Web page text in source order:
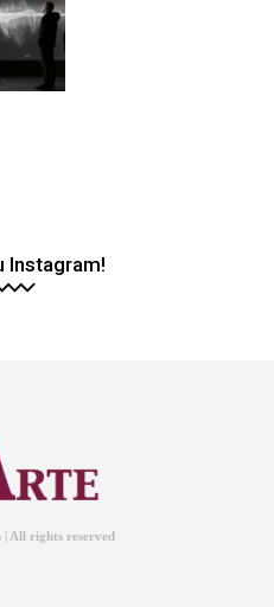
Instagram!
All rights reserved